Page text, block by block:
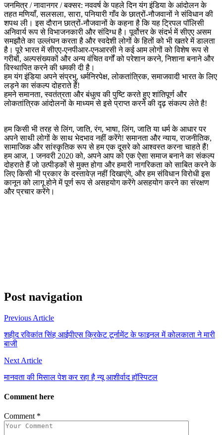
जनमित्र / नावानगर / बक्सर: नववर्ष के पहले दिन यंग इंडिया के आंदोलन के
तहत मणियाँ, सलसला, सारा, पनियारी गाँव के छात्रों-नौजवानों ने संविधान की
शपथ ली। इस दौरान छात्रों-नौजवानों के कहना है कि यह ट्रिपल पॉलिसी
अनिवार्य रूप से विभाजनकारी और संदिग्ध है। पूर्वोत्तर के संदर्भ में सीएए असम
समझौते का उल्लंघन करता है और स्वदेशी लोगों के हितों को भी खतरे में डालता
है। पूरे भारत में सीएए-एनपीआर-एनआरसी ने कई आम लोगों को विशेष रूप से
गरीबों, अल्पसंख्यकों और अन्य वंचित वर्गों को परेशान करने, निशाना बनाने और
विस्थापित करने की धमकी दी है।
हम यंग इंडिया अपने संप्रभु, धर्मनिरपेक्ष, लोकतांत्रिक, समाजवादी भारत के लिए
लड़ने का संकल्प दोहराते हैं!
हमने समानता, स्वतंत्रता और बंधुत्व की पुष्टि करते हुए शांतिपूर्ण और
लोकतांत्रिक आंदोलनों के माध्यम से इसे प्राप्त करने की दृढ़ संकल्प लेते है!
हम किसी भी तरह से लिंग, जाति, रंग, भाषा, लिंग, जाति या धर्म के आधार पर
अपने साथी लोगों के साथ भेदभाव नहीं करेंगे! समानता और न्याय, राजनीतिक,
सामाजिक और सांस्कृतिक रूप से हम एक दूसरे को आश्वस्त करना चाहते हैं!
हम आज, 1 जनवरी 2020 को, अपने आप को एक ऐसा समाज बनाने का संकल्प
दोहराते हैं जो उत्पीड़कों से मुक्त होगा और हमारी नागरिकता को साबित करने के
लिए किसी भी प्रकार के दस्तावेज़ नहीं दिखाएंगे, और हम संविधान विरोधी इस
कानून को लागू होने में पूर्ण रूप से असहयोग करेंगे असहयोग करने का संरक्षण
और प्रचार करेंगे।
Post navigation
Previous Article
शहीद रविकांत सिंह आईपीएस क्रिकेट टूर्नामेंट के फाइनल में कोलकाता ने मारी
बाजी
Next Article
मानवता की मिसाल पेश कर रहा है न्यू आशीर्वाद हॉस्पिटल
Comment here
Comment *